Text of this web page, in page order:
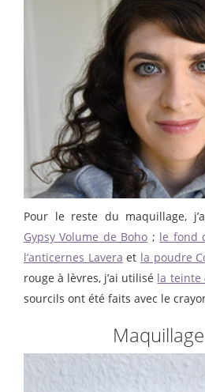
Pour le reste du maquillage,
Gypsy Volume de Boho ; le fond
l’anticernes Lavera et la poudre
rouge à lèvres, j’ai utilisé la teinte
sourcils ont été faits avec le